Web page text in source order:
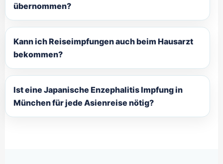
übernommen?
Kann ich Reiseimpfungen auch beim Hausarzt
bekommen?
Ist eine Japanische Enzephalitis Impfung in
München für jede Asienreise nötig?